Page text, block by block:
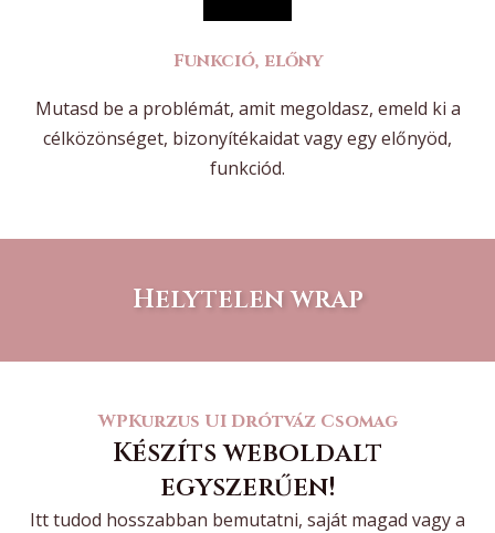
Funkció, előny
Mutasd be a problémát, amit megoldasz, emeld ki a
célközönséget, bizonyítékaidat vagy egy előnyöd,
funkciód.
Helytelen wrap
WPKurzus UI Drótváz Csomag
Készíts weboldalt
egyszerűen!
Itt tudod hosszabban bemutatni, saját magad vagy a